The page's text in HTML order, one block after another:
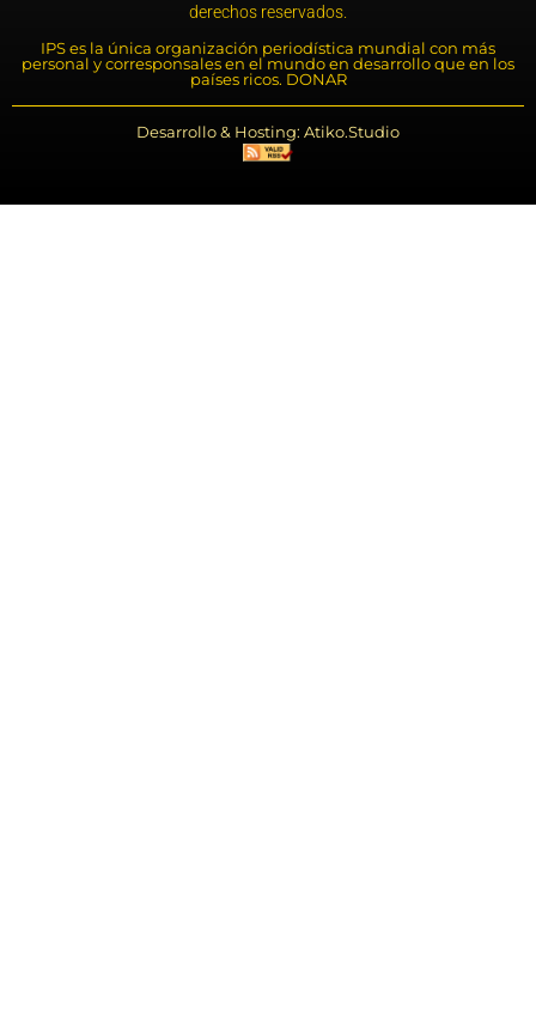
derechos reservados.
IPS es la única organización periodística mundial con más
personal y corresponsales en el mundo en desarrollo que en los
países ricos. DONAR
Desarrollo & Hosting: Atiko.Studio